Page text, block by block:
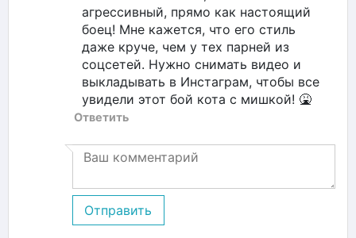
агрессивный, прямо как настоящий
боец! Мне кажется, что его стиль
даже круче, чем у тех парней из
соцсетей. Нужно снимать видео и
выкладывать в Инстаграм, чтобы все
увидели этот бой кота с мишкой! 🤮
Ответить
Отправить